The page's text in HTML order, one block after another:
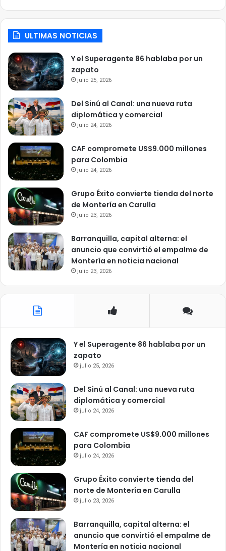
ULTIMAS NOTICIAS
Y el Superagente 86 hablaba por un
zapato
julio 25, 2026
Del Sinú al Canal: una nueva ruta
diplomática y comercial
julio 24, 2026
CAF compromete US$9.000 millones
para Colombia
julio 24, 2026
Grupo Éxito convierte tienda del norte
de Montería en Carulla
julio 23, 2026
Barranquilla, capital alterna: el
anuncio que convirtió el empalme de
Montería en noticia nacional
julio 23, 2026
Y el Superagente 86 hablaba por un
zapato
julio 25, 2026
Del Sinú al Canal: una nueva ruta
diplomática y comercial
julio 24, 2026
CAF compromete US$9.000 millones
para Colombia
julio 24, 2026
Grupo Éxito convierte tienda del
norte de Montería en Carulla
julio 23, 2026
Barranquilla, capital alterna: el
anuncio que convirtió el empalme de
Montería en noticia nacional